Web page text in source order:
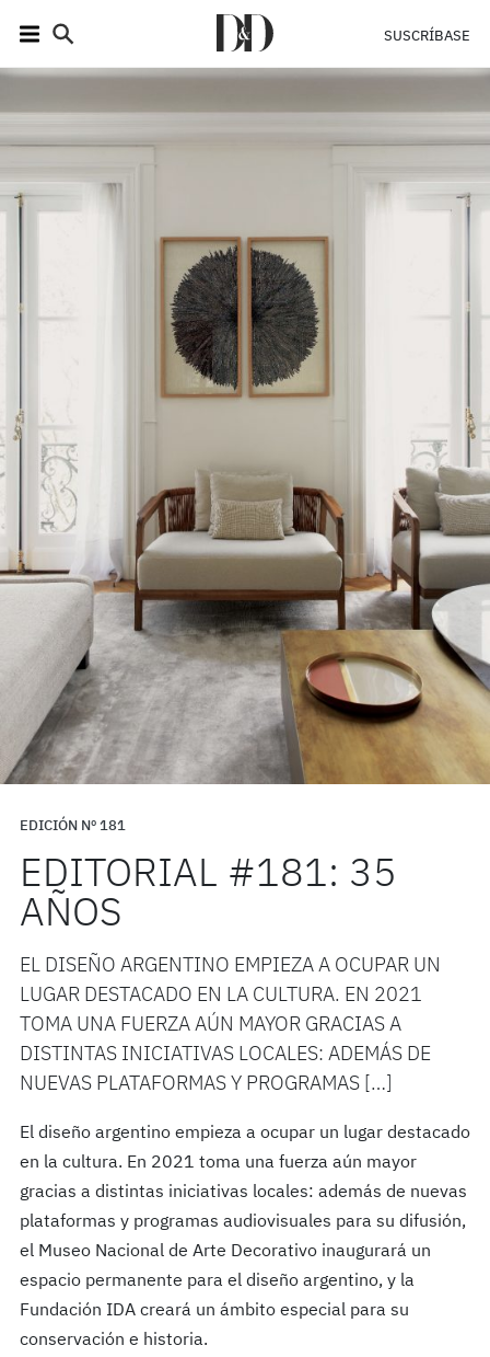
SUSCRÍBASE
EDICIÓN Nº 181
EDITORIAL #181: 35
AÑOS
EL DISEÑO ARGENTINO EMPIEZA A OCUPAR UN
LUGAR DESTACADO EN LA CULTURA. EN 2021
TOMA UNA FUERZA AÚN MAYOR GRACIAS A
DISTINTAS INICIATIVAS LOCALES: ADEMÁS DE
NUEVAS PLATAFORMAS Y PROGRAMAS […]
El diseño argentino empieza a ocupar un lugar destacado
en la cultura. En 2021 toma una fuerza aún mayor
gracias a distintas iniciativas locales: además de nuevas
plataformas y programas audiovisuales para su difusión,
el Museo Nacional de Arte Decorativo inaugurará un
espacio permanente para el diseño argentino, y la
Fundación IDA creará un ámbito especial para su
conservación e historia.